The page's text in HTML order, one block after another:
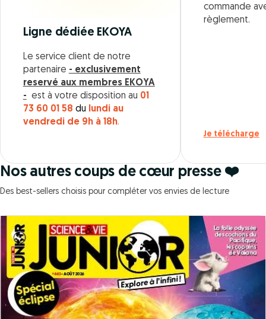
Ligne dédiée EKOYA
Le service client de notre
partenaire - exclusivement
reservé aux membres EKOYA
- est à votre disposition au 01
73 60 01 58 du
lundi au
vendredi de 9h à 18h.
commande
règlement.
Je télécharge
Nos autres coups de cœur presse ❤️
Des best-sellers choisis pour compléter vos envies de lecture